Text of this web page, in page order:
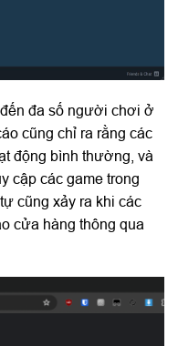
đa số người chơi ở
cũng chỉ ra rằng các
động bình thường, và
cập các game trong
cũng xảy ra khi các
cửa hàng thông qua